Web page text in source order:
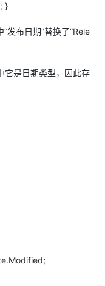
}
发布日期”替换了“Rele
它是日期类型，因此存